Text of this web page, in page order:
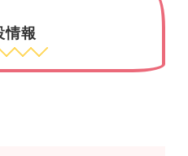
情報